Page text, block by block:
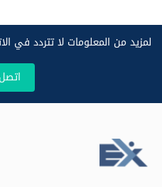
لمزيد من المعلومات لا تتردد في